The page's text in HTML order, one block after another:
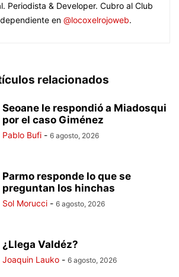
Periodista & Developer. Cubro al Club
en @locoxelrojoweb.
relacionados
Seoane le respondió a Miadosqui
por el caso Giménez
Pablo Bufi - 6 agosto, 2026
Parmo responde lo que se
preguntan los hinchas
Sol Morucci - 6 agosto, 2026
¿Llega Valdéz?
Joaquin Lauko - 6 agosto, 2026